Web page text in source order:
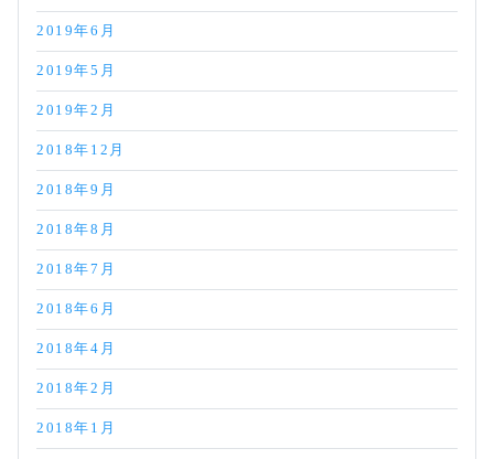
2019年6月
2019年5月
2019年2月
2018年12月
2018年9月
2018年8月
2018年7月
2018年6月
2018年4月
2018年2月
2018年1月